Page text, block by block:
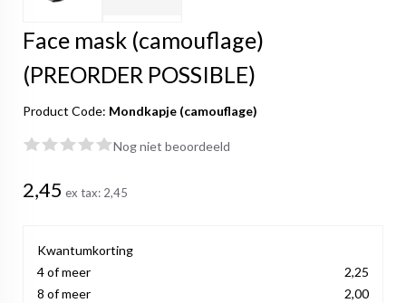
Face mask (camouflage)
(PREORDER POSSIBLE)
Product Code: Mondkapje (camouflage)
Nog niet beoordeeld
2,45 ex tax: 2,45
Kwantumkorting
4 of meer
2,25
8 of meer
2,00